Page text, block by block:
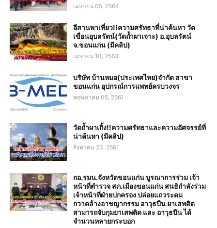
เมษายน 05, 2564
อีสานพาเที่ยว!!ความศรัทธาที่น่าค้นหา วัด
เขื่อนอุบลรัตน์(วัดถ้ำผาเจาะ) อ.อุบลรัตน์
จ.ขอนแก่น (มีคลิป)
เมษายน 10, 2563
บริษัท บ้านหมอ(ประเทศไทย)จำกัด สาขา
ขอนแก่น อุปกรณ์การแพทย์ครบวงจร
พฤษภาคม 05, 2561
วัดถ้ำผาเกิ้ง!!ความศรัทธาและความอัศจรรย์ที่
น่าค้นหา (มีคลิป)
สิงหาคม 23, 2561
กอ.รมน.จังหวัดขอนแก่น บูรณาการร่วม เจ้า
หน้าที่ตำรวจ สภ.เมืองขอนแก่น สนธิกำลังร่วม
เจ้าหน้าที่ฝ่ายปกครอง ปล่อยแถวระดม
กวาดล้างอาชญากรรม อาวุธปืน ยาเสพติด
สามารถจับกุมยาเสพติด และ อาวุธปืน ได้
จำนวนหลายกระบอก